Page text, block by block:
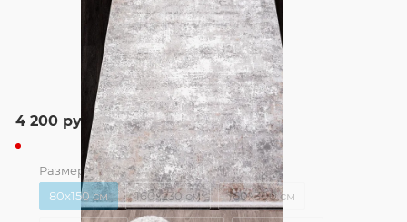
4 200 руб.
Размер — 80x150 см
80x150 см
160x230 см 160x300 см